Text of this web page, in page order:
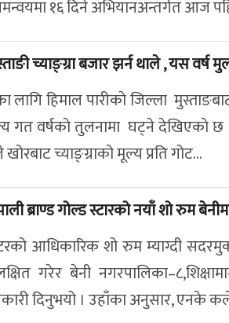
१६ दिने अभियानअन्तर्गत आज
च्याङ्ग्रा बजार झर्न थाले , यस वर्ष
हिमाल पारीकाे जिल्ला
गत वर्षकाे तुलनामा घट्ने देखिएकाे
च्याङ्ग्राको मूल्य प्रति गोट...
ब्राण्ड गोल्ड स्टारको नयाँ शो रुम
आधिकारिक शो रुम म्याग्दी
गरेर बेनी
दिनुभयो । उहाँका अनुसार, एनके